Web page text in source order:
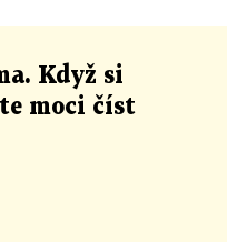
Když si
moci číst